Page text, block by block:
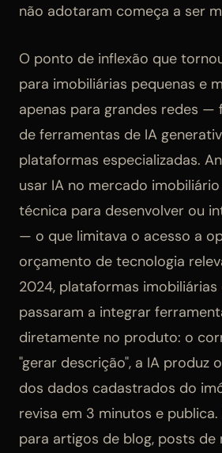
não adotaram começa a ser
O ponto de inflexão que
para imobiliárias pequenas e
apenas para grandes redes —
de ferramentas de IA
plataformas especializadas.
usar IA no mercado
técnica para desenvolver ou
— o que limitava o acesso a
orçamento de tecnologia
2024, plataformas imobiliárias
passaram a integrar
diretamente no produto: o
"gerar descrição", a IA produz
dos dados cadastrados do
revisa em 3 minutos e
para artigos de blog, posts de